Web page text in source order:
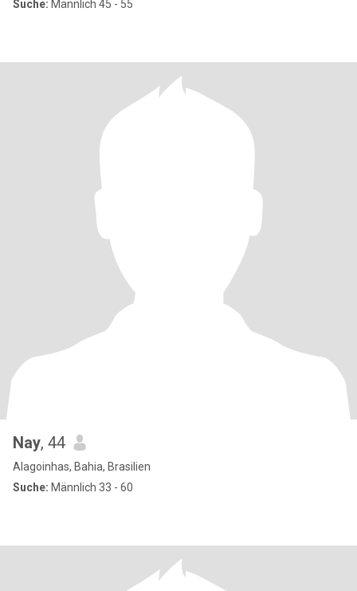
Suche: Männlich 45 - 55
Nay, 44
Alagoinhas, Bahia, Brasilien
Suche: Männlich 33 - 60